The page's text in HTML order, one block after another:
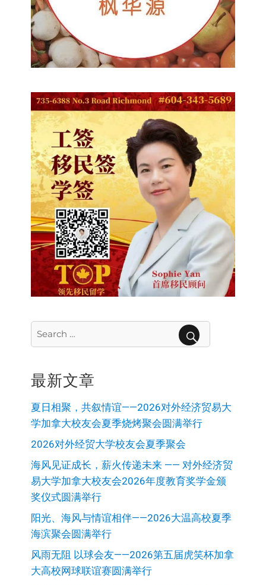
Search
for:
最新文章
夏日相聚，共叙情谊——2026对外经济贸易大
学加拿大校友会夏季烧烤聚会圆满举行
2026对外经贸大学校友会夏季聚会
海风见证成长，薪火传递未来 —— 对外经济贸
易大学加拿大校友会2026年度教育奖学金颁
奖仪式圆满举行
阳光、海风与情谊相伴——2026大温高校夏季
海滨聚会圆满举行
风雨无阻 以球会友——2026第五届虎笑杯加拿
大高校网球联谊赛圆满举行